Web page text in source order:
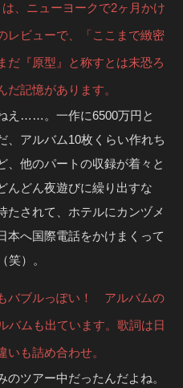
、ニューヨークで2ヶ月かけ
レビューで、「ここまで緻密
だ『原型』と称すとは末恐ろ
だ記憶があります。
え……。一作に6500万円と
、アルバム10枚くらい作れち
、他のパートの収録が着々と
んどん夜遊びに繰り出すな
たされて、ホテルにカンヅメ
本へ国際電話をかけまくって
笑）。
バブルっぽい！ アルバムの
バムも出ています。歌詞は日
も詰め合わせ。
ツアー中だったんだよね。